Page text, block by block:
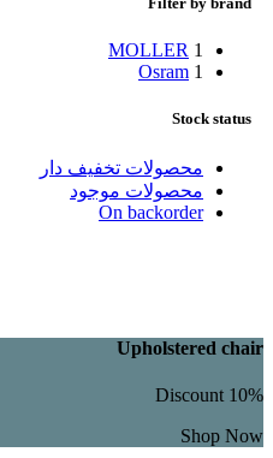
MOLLER 1
Osram 1
Stock status
محصولات تخفیف دار
محصولات موجود
On backorder
Upholstered chair
Discount 10%
Shop Now